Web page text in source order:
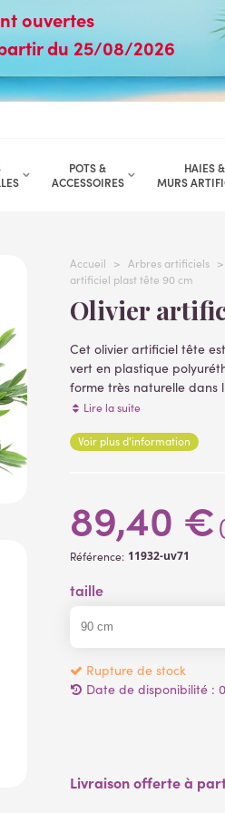
ouvertes
du 25/08/2026
POTS &
ACCESSOIRES
HAIES &
MURS
Accueil > Arbres artificiels >
artificiel plast tête 90 cm
Olivier
Cet olivier artificiel tête
vert en plastique
forme très naturelle dans
Livré dans un pot
Convient pour l'extérieur
Lire la suite
Voir plus d'information
89,40 €
Référence: 11932-uv71
taille
Rupture de stock
Date de disponibilité :
Livraison offerte à